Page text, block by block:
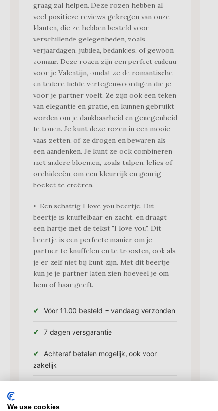
graag zal helpen. Deze rozen hebben al
veel positieve reviews gekregen van onze
klanten, die ze hebben besteld voor
verschillende gelegenheden, zoals
verjaardagen, jubilea, bedankjes, of gewoon
zomaar. Deze rozen zijn een perfect cadeau
voor je Valentijn, omdat ze de romantische
en tedere liefde vertegenwoordigen die je
voor je partner voelt. Ze zijn ook een teken
van elegantie en gratie, en kunnen gebruikt
worden om je dankbaarheid en genegenheid
te tonen. Je kunt deze rozen in een mooie
vaas zetten, of ze drogen en bewaren als
een aandenken. Je kunt ze ook combineren
met andere bloemen, zoals tulpen, lelies of
orchideeën, om een kleurrijk en geurig
boeket te creëren.
• Een schattig I love you beertje. Dit
beertje is knuffelbaar en zacht, en draagt
een hartje met de tekst "I love you". Dit
beertje is een perfecte manier om je
partner te knuffelen en te troosten, ook als
je er zelf niet bij kunt zijn. Met dit beertje
kun je je partner laten zien hoeveel je om
hem of haar geeft.
Vóór 11.00 besteld = vandaag verzonden
7 dagen versgarantie
Achteraf betalen mogelijk, ook voor
zakelijk
Geef zelf de gewenste leverdatum op
We use cookies